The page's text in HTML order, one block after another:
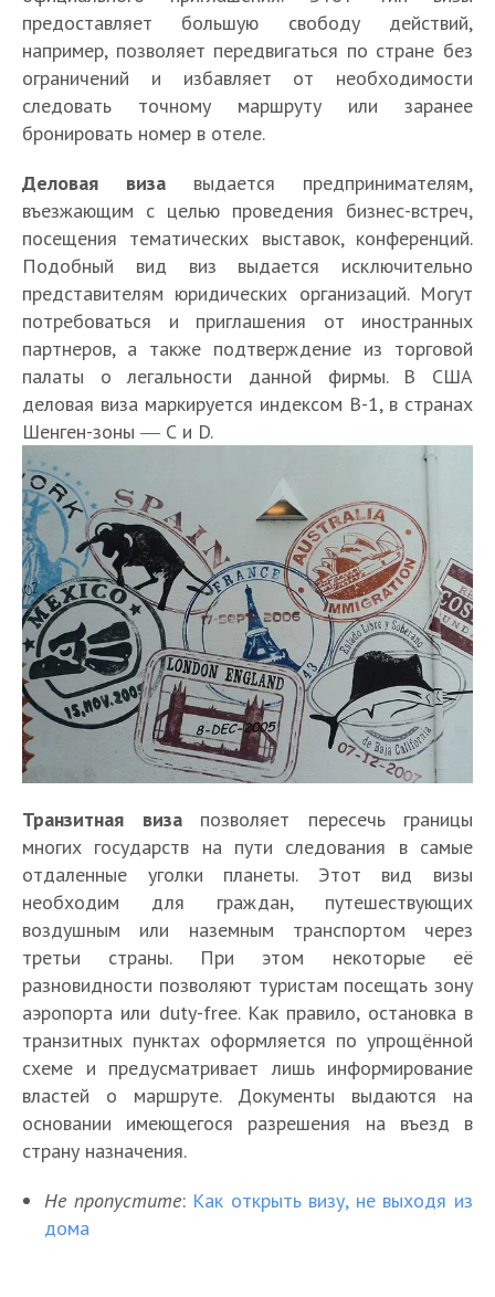
предоставляет большую свободу действий,
например, позволяет передвигаться по стране без
ограничений и избавляет от необходимости
следовать точному маршруту или заранее
бронировать номер в отеле.
Деловая виза выдается предпринимателям,
въезжающим с целью проведения бизнес-встреч,
посещения тематических выставок, конференций.
Подобный вид виз выдается исключительно
представителям юридических организаций. Могут
потребоваться и приглашения от иностранных
партнеров, а также подтверждение из торговой
палаты о легальности данной фирмы. В США
деловая виза маркируется индексом B-1, в странах
Шенген-зоны ― С и D.
Транзитная визапозволяет пересечь границы
многих государств на пути следования в самые
отдаленные уголки планеты. Этот вид визы
необходим для граждан, путешествующих
воздушным или наземным транспортом через
третьи страны. При этом некоторые её
разновидности позволяют туристам посещать зону
аэропорта или duty-free. Как правило, остановка в
транзитных пунктах оформляется по упрощённой
схеме и предусматривает лишь информирование
властей о маршруте. Документы выдаются на
основании имеющегося разрешения на въезд в
страну назначения.
Не пропустите: Как открыть визу, не выходя из
дома